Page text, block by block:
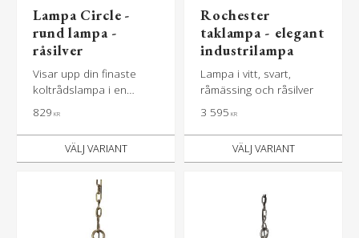
Lampa Circle -
rund lampa -
råsilver
Visar upp din finaste
koltrådslampa i en
829 KR
Rochester
taklampa - elegant
industrilampa
Lampa i vitt, svart,
råmässing och råsilver
3 595 KR